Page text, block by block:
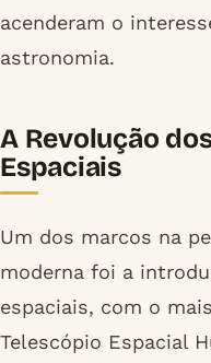
acenderam o
astronomia.
A Revolução
Espaciais
Um dos marcos na
moderna foi a
espaciais, com o
Telescópio Espacial